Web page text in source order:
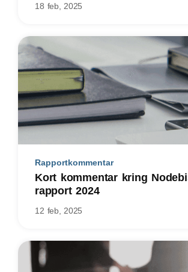
18 feb, 2025
Rapportkommentar
Kort kommentar kring
rapport 2024
12 feb, 2025